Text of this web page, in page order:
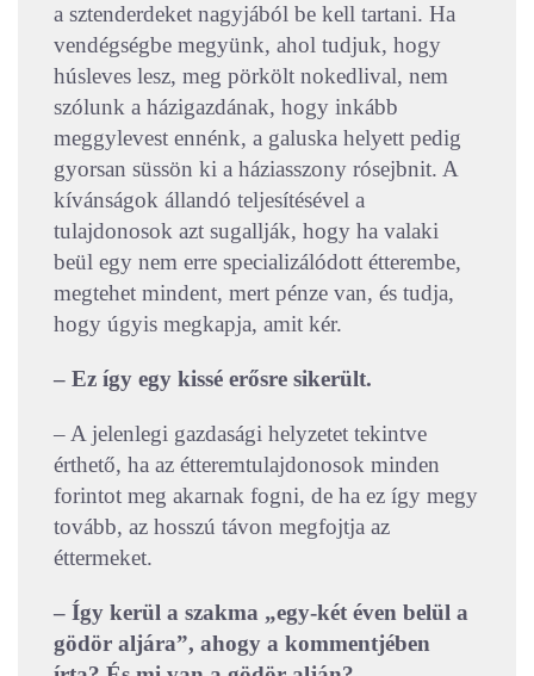
a sztenderdeket nagyjából be kell tartani. Ha
vendégségbe megyünk, ahol tudjuk, hogy
húsleves lesz, meg pörkölt nokedlival, nem
szólunk a házigazdának, hogy inkább
meggylevest ennénk, a galuska helyett pedig
gyorsan süssön ki a háziasszony rósejbnit. A
kívánságok állandó teljesítésével a
tulajdonosok azt sugallják, hogy ha valaki
beül egy nem erre specializálódott étterembe,
megtehet mindent, mert pénze van, és tudja,
hogy úgyis megkapja, amit kér.
– Ez így egy kissé erősre sikerült.
– A jelenlegi gazdasági helyzetet tekintve
érthető, ha az étteremtulajdonosok minden
forintot meg akarnak fogni, de ha ez így megy
tovább, az hosszú távon megfojtja az
éttermeket.
– Így kerül a szakma „egy-két éven belül a
gödör aljára”, ahogy a kommentjében